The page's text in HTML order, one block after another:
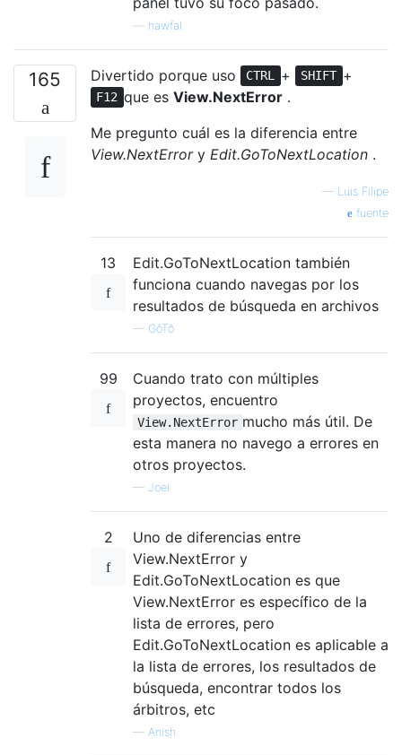
nawfal
165 Divertido porque uso CTRL + SHIFT +
F12 que es View.NextError.
Me pregunto cuál es la diferencia entre
View.NextErrory Edit.GoToNextLocation .
— Luis Filipe
fuente
13
Edit.GoToNextLocation también
funciona cuando navegas por los
resultados de búsqueda en archivos
— GôTô
99
Cuando trato con múltiples
proyectos, encuentro
View.NextError mucho más útil. De
esta manera no navego a errores en
otros proyectos.
— Joel
2
Uno de diferencias entre
View.NextError y
Edit.GoToNextLocation es que
View.NextError es específico de la
lista de errores, pero
Edit.GoToNextLocation es aplicable a
la lista de errores, los resultados de
búsqueda, encontrar todos los
árbitros, etc
— Anish